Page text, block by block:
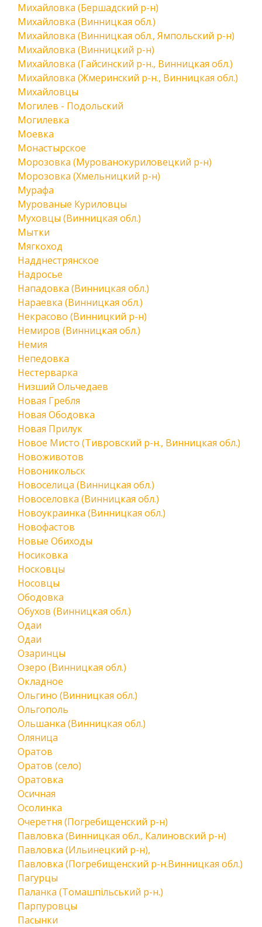
Михайловка (Бершадский р-н)
Михайловка (Винницкая обл.)
Михайловка (Винницкая обл., Ямпольский р-н)
Михайловка (Винницкий р-н)
Михайловка (Гайсинский р-н., Винницкая обл.)
Михайловка (Жмеринский р-н., Винницкая обл.)
Михайловцы
Могилев - Подольский
Могилевка
Моевка
Монастырское
Морозовка (Мурованокуриловецкий р-н)
Морозовка (Хмельницкий р-н)
Мурафа
Мурованые Куриловцы
Муховцы (Винницкая обл.)
Мытки
Мягкоход
Надднестрянское
Надросье
Нападовка (Винницкая обл.)
Нараевка (Винницкая обл.)
Некрасово (Винницкий р-н)
Немиров (Винницкая обл.)
Немия
Непедовка
Нестерварка
Низший Ольчедаев
Новая Гребля
Новая Ободовка
Новая Прилук
Новое Мисто (Тивровский р-н., Винницкая обл.)
Новоживотов
Новоникольск
Новоселица (Винницкая обл.)
Новоселовка (Винницкая обл.)
Новоукраинка (Винницкая обл.)
Новофастов
Новые Обиходы
Носиковка
Носковцы
Носовцы
Ободовка
Обухов (Винницкая обл.)
Одаи
Одаи
Озаринцы
Озеро (Винницкая обл.)
Окладное
Ольгино (Винницкая обл.)
Ольгополь
Ольшанка (Винницкая обл.)
Оляница
Оратов
Оратов (село)
Оратовка
Осичная
Осолинка
Очеретня (Погребищенский р-н)
Павловка (Винницкая обл., Калиновский р-н)
Павловка (Ильинецкий р-н),
Павловка (Погребищенский р-н.Винницкая обл.)
Пагурцы
Паланка (Томашпільський р-н.)
Парпуровцы
Пасынки